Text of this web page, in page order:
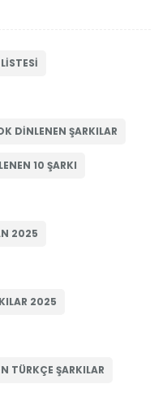
DINLENEN ŞARKILAR
10 ŞARKI
2025
2025
TÜRKÇE ŞARKILAR